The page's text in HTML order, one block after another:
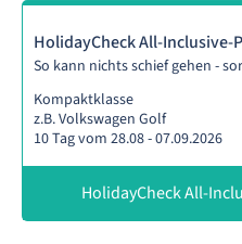
HolidayCheck All-Inclusive-
So kann nichts schief gehen -
Kompaktklasse
z.B. Volkswagen Golf
10 Tag vom 28.08 - 07.09.2026
HolidayCheck All-